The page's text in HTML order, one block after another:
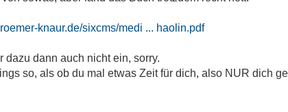
knaur.de/sixcms/medi ... haolin.pdf
dazu dann auch nicht ein, sorry.
so, als ob du mal etwas Zeit für dich, also NUR dich